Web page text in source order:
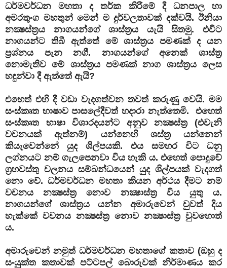
ධර්මවර්ධන මහතා ද තර්ක කිරීමේ දී ධනපාල හා
අමරතුංග මහතුන් මෙන් ම දුර්වලතාවක් දක්වයි. ඊනියා
නක්‍ෂස්ත්‍රය නාගයන්ගේ ශාස්ත්‍රය යැයි සිතමු. එවිට
නාගයන්ට තිබී ඇත්තේ මේ ශාස්ත්‍රය පමණක් ද යන
ප්‍රශ්නය පැන නගී. නාගයන්ගේ අනෙක් ශාස්ත්‍ර
නොමැතිව මේ ශාස්ත්‍රය පමණක් නාග ශාස්ත්‍රය ලෙස
හඳුන්වා දී ඇත්තේ ඇයි?
එහෙත් එහි දී වඩා වැදගත්වන තවත් කරුණු වෙයි. මම
සංස්කෘත භාෂාව පාසලේදීවත් හදාරා නැත්තෙමි. එහෙත්
සංස්කෘත භාෂා විශාරදයන්ට අනුව නක්‍ෂස්ත්‍ර (එවැනි
වචනයක් ඇත්නම්) යන්නෙහි ශස්ත්‍ර යන්නෙන්
කියැවෙන්නේ යුද ශිල්පයකි. එය සමහර විට ධනු
ලග්නයට නම් ගැලපෙනවා විය හැකි ය. එහෙත් පොදුවේ
ග්‍රහවස්තු චලනය සම්බන්ධයෙන් යුද ශිල්පයක් වැදගත්
නො වේ. ධර්මවර්ධන මහතා කියන අර්ථය දීමට නම්
වචනය නක්‍ෂස්ත්‍ර නොව නක්‍ෂාස්ත්‍ර විය යුතු ය.
නාගයන්ගේ ශාස්ත්‍රය යන්න අමාරුවෙන් චුවත් දිය
හැක්කේ වචනය නක්‍ෂස්ත්‍ර නොව නක්‍ෂාස්ත්‍ර වුවහොත්
ය.
අමාරුවෙන් නමුත් ධර්මවර්ධන මහතාගේ කතාව (ඔහු ද
සංයුක්ත කතාවක් පට්ටපල් බොරුවක් නිර්මාණය කර